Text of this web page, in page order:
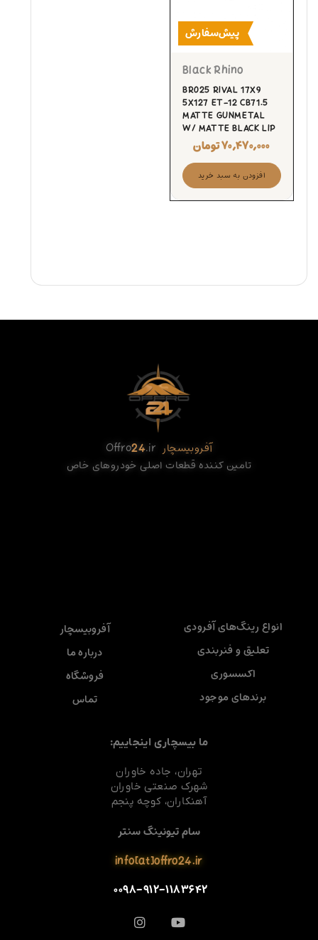
پیش‌سفارش
Black Rhino
BR025 RIVAL 17X9
5X127 ET-12 CB71.5
MATTE GUNMETAL
W/ MATTE BLACK LIP
۷۰,۴۷۰,۰۰۰تومان
افزودن به سبد خرید
آفروبیسچار Offro24.ir
تامین کننده قطعات اصلی خودروهای خاص
انواع رینگ‌های آفرودی
تعلیق و فنربندی
اکسسوری
برندهای موجود
آفروبیسچار
درباره ما
فروشگاه
تماس
ما بیسچاری اینجاییم:
تهران، جاده خاوران
شهرک صنعتی خاوران
آهنکاران، کوچه پنجم
سام تیونینگ سنتر
info[at]offro24.ir
۰۰۹۸-۹۱۲-۱۱۸۳۶۴۲